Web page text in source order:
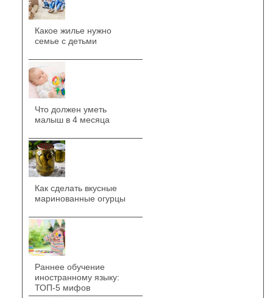
Какое жилье нужно
семье с детьми
Что должен уметь
малыш в 4 месяца
Как сделать вкусные
маринованные огурцы
Раннее обучение
иностранному языку:
ТОП-5 мифов